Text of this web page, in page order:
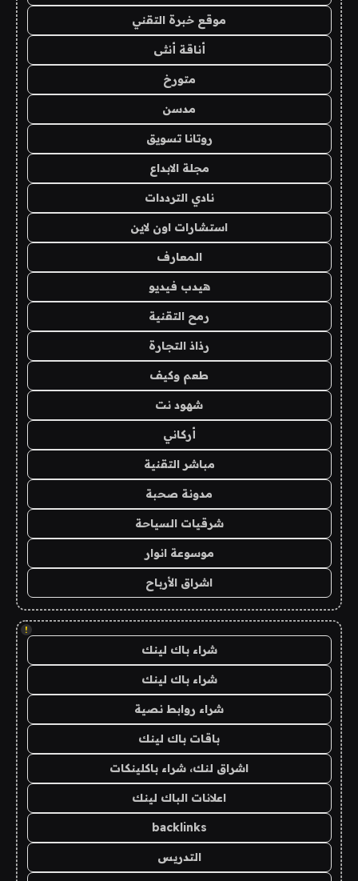
موقع خبرة التقني
أناقة أنثى
متورخ
مدسن
روتانا تسويق
مجلة الابداع
نادي الترددات
استشارات اون لاين
المعارف
هيدب فيديو
رمح التقنية
رذاذ التجارة
طعم وكيف
شهود نت
أركاني
مباشر التقنية
مدونة صحبة
شرقيات السياحة
موسوعة انوار
اشراق الأرباح
!
شراء باك لينك
شراء باك لينك
شراء روابط نصية
باقات باك لينك
اشراق لنك، شراء باكلينكات
اعلانات الباك لينك
backlinks
التدريس